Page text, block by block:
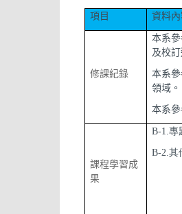
項目 資料
修課紀錄
本系
及校
本系
領域。
本系
課程學習成
果
B-1.專
B-2.其